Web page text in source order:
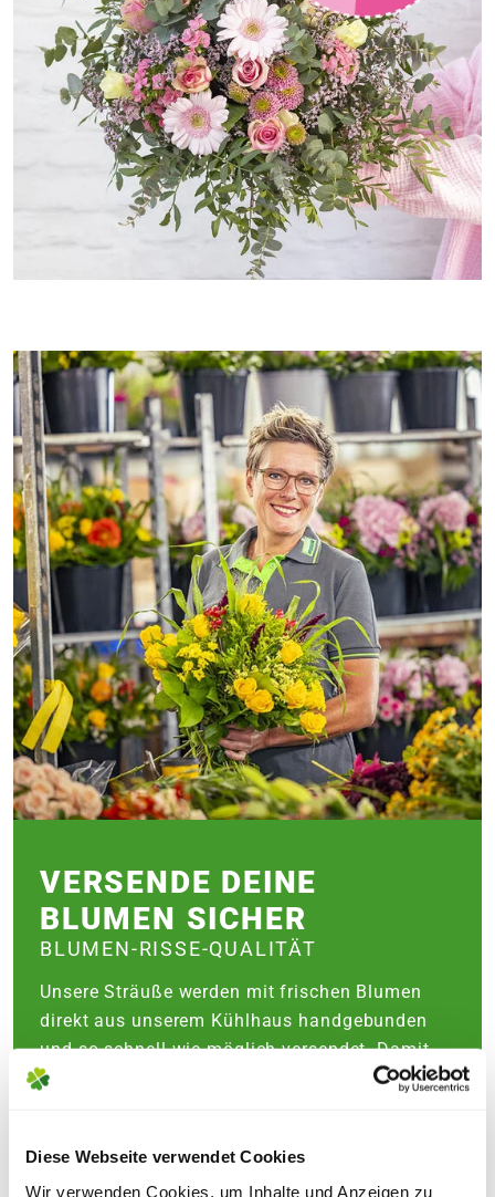
Diese Webseite verwendet Cookies
Wir verwenden Cookies, um Inhalte und Anzeigen zu
VERSENDE DEINE
BLUMEN SICHER
BLUMEN-RISSE-QUALITÄT
Unsere Sträuße werden mit frischen Blumen
direkt aus unserem Kühlhaus handgebunden
und so schnell wie möglich versendet. Damit
sie unversehrt bei der Empfängerin oder dem
sicheren Transport. Dafür legen wir den